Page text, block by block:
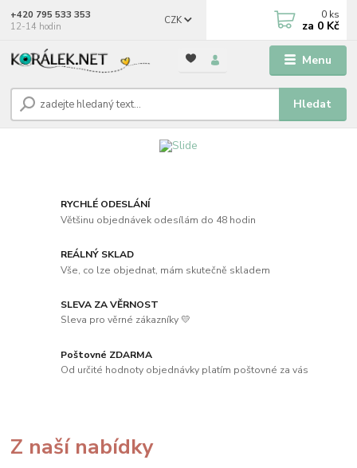
Menu
CZK
Hledat
+420 795 533 353
12-14 hodin
0 ks
za 0 Kč
RYCHLÉ ODESLÁNÍ
Většinu objednávek odesílám do 48 hodin
REÁLNÝ SKLAD
Vše, co lze objednat, mám skutečně skladem
SLEVA ZA VĚRNOST
Sleva pro věrné zákazníky 💛
Poštovné ZDARMA
Od určité hodnoty objednávky platím poštovné za vás
Z naší nabídky